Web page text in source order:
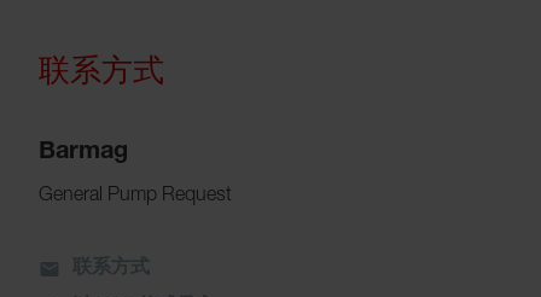
联系方式
Barmag
General Pump Request
联系方式